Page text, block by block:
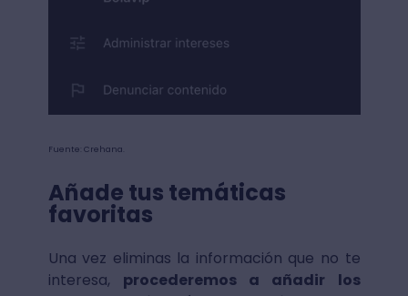
Fuente: Crehana.
Añade tus temáticas
favoritas
Una vez eliminas la información que no te
interesa, procederemos a añadir los